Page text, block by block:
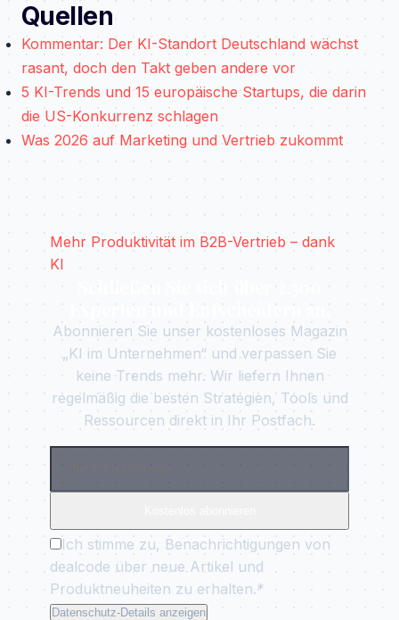
Quellen
Kommentar: Der KI-Standort Deutschland wächst
rasant, doch den Takt geben andere vor
5 KI-Trends und 15 europäische Startups, die darin
die US-Konkurrenz schlagen
Was 2026 auf Marketing und Vertrieb zukommt
Mehr Produktivität im B2B-Vertrieb – dank
KI
Schließen Sie sich über 2.500
Experten und Entscheidern an.
Abonnieren Sie unser kostenloses Magazin
„KI im Unternehmen“ und verpassen Sie
keine Trends mehr. Wir liefern Ihnen
regelmäßig die besten Strategien, Tools und
Ressourcen direkt in Ihr Postfach.
Ich stimme zu, Benachrichtigungen von
dealcode über neue Artikel und
Produktneuheiten zu erhalten.*
Datenschutz-Details anzeigen